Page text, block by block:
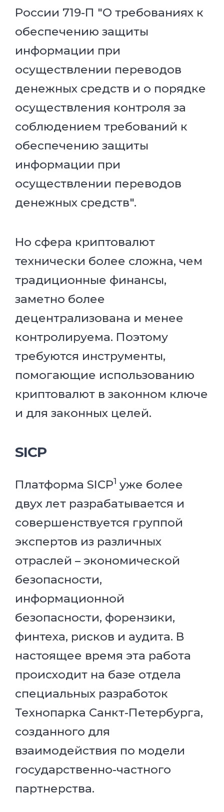
России 719-П "О требованиях к
обеспечению защиты
информации при
осуществлении переводов
денежных средств и о порядке
осуществления контроля за
соблюдением требований к
обеспечению защиты
информации при
осуществлении переводов
денежных средств".
Но сфера криптовалют
технически более сложна, чем
традиционные финансы,
заметно более
децентрализована и менее
контролируема. Поэтому
требуются инструменты,
помогающие использованию
криптовалют в законном ключе
и для законных целей.
SICP
Платформа SICP1 уже более
двух лет разрабатывается и
совершенствуется группой
экспертов из различных
отраслей – экономической
безопасности,
информационной
безопасности, форензики,
финтеха, рисков и аудита. В
настоящее время эта работа
происходит на базе отдела
специальных разработок
Технопарка Санкт-Петербурга,
созданного для
взаимодействия по модели
государственно-частного
партнерства.